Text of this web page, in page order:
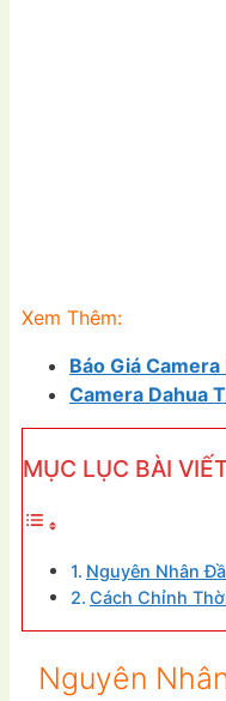
Xem Thêm:
Báo Giá Camera
Camera Dahua
MỤC LỤC BÀI
Nguyên Nhân
Cách Chỉnh
Nguyên